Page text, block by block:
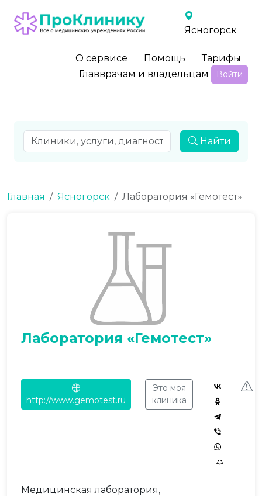
Ясногорск
О сервисе Помощь
Тарифы
Главврачам и владельцам
Войти
Найти
Главная Ясногорск Лаборатория «Гемотест»
Лаборатория «Гемотест»
http://www.gemotest.ru
Это моя
клиника
Медицинская лаборатория,